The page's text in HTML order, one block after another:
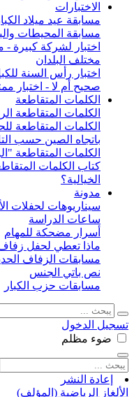
الاختبارات
مسابقة عيد ميلاد
مسابقة المحيطات
اختبار لشركة كبيرة
مختلف البلدان
اختبار رأس السنة
صحيح أم لا - اختبار
الكلمات المتقاطعة
الكلمات المتقاطعة
الكلمات المتقاطعة
باتجاه الصين حسب
الكلمات المتقاطعة
كتاب الكلمات
الخيالية؟
مدونة
سيناريوهات لحفلات
ساعات الدراسة
أسرار مضحكة للمهام
ماذا تعطي لحفل
مسابقات الزفاف
نص باتي الجنس
مسابقات حزب الكبار
تسجيل الدخول
ضوء مظلم
إعادة النشر
الألغاز الرياضية (المؤلف)